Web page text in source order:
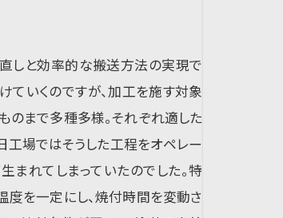
しと効率的な搬送方法の実現で
ていくのですが、加工を施す対象
のまで多種多様。それぞれ適した
工場ではそうした工程をオペレー
まれてしまっていたのでした。特
度を一定にし、焼付時間を変動さ